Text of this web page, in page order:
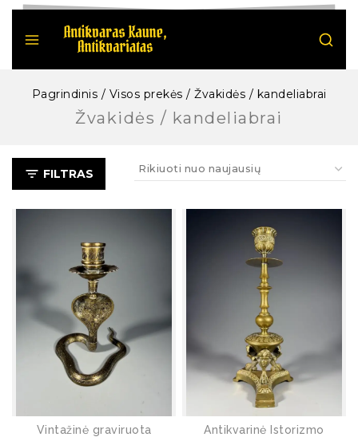
Pagrindinis / Visos prekės / Žvakidės / kandeliabrai
Žvakidės / kandeliabrai
FILTRAS
Vintažinė graviruota
Antikvarinė Istorizmo